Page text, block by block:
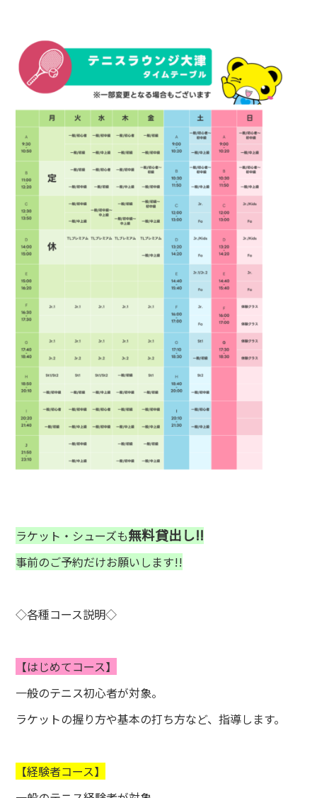
ラケット・シューズも無料貸出し!!
事前のご予約だけお願いします!!
◇各種コース説明◇
【はじめてコース】
一般のテニス初心者が対象。
ラケットの握り方や基本の打ち方など、指導します。
【経験者コース】